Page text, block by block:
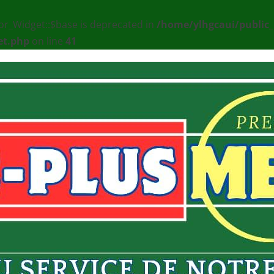
is deprecated in /home/ylhgcaui/
on line 41